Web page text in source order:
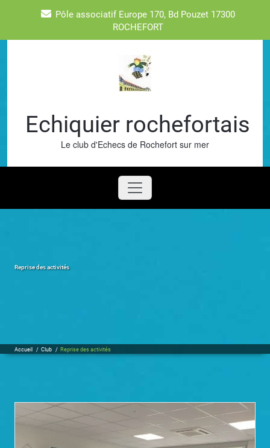
Pôle associatif Europe 170, Bd Pouzet 17300
ROCHEFORT
Echiquier rochefortais
Le club d'Echecs de Rochefort sur mer
Reprise des activités
Accueil / Club / Reprise des activités